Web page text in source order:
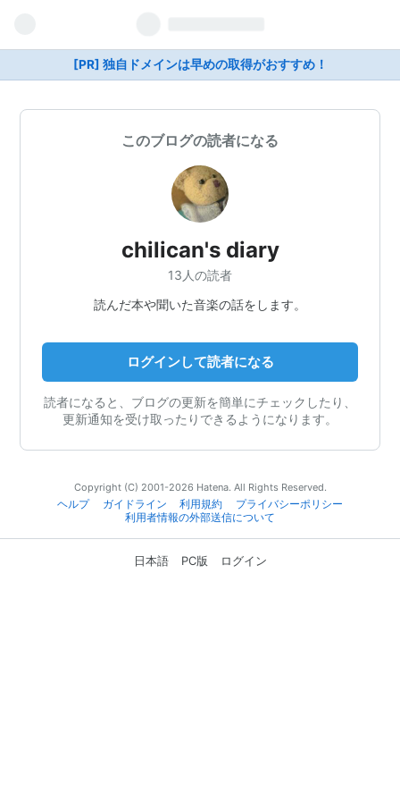
[PR] 独自ドメインは早めの取得がおすすめ！
このブログの読者になる
chilican's diary
13人の読者
読んだ本や聞いた音楽の話をします。
ログインして読者になる
読者になると、ブログの更新を簡単にチェックしたり、
更新通知を受け取ったりできるようになります。
Copyright (C) 2001-2026 Hatena. All Rights Reserved.
ヘルプ
ガイドライン 利用規約
プライバシーポリシー
利用者情報の外部送信について
日本語 PC版 ログイン